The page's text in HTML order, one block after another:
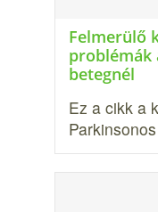
Felmerülő
problémák
betegnél
Ez a cikk a